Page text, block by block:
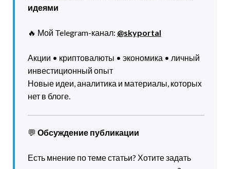
идеями
🔥 Мой Telegram-канал: @skyportal
Акции • криптовалюты • экономика • личный
инвестиционный опыт
Новые идеи, аналитика и материалы, которых
нет в блоге.
💬 Обсуждение публикации
Есть мнение по теме статьи? Хотите задать